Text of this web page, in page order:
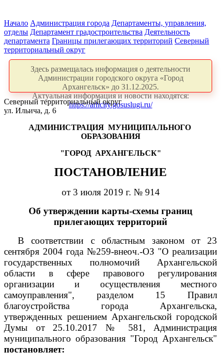
Начало Администрация города Департаменты, управления,
отделы Департамент градостроительства Деятельность
департамента Границы прилегающих территорий Северный
территориальный округ
Здесь размещалась информация о деятельности
Администрации городского округа «Город
Архангельск» до 31.12.2025.
Актуальная информация и новости находятся:
https://arhcity.gosuslugi.ru/
Северный территориальный округ
ул. Ильича, д. 6
АДМИНИСТРАЦИЯ МУНИЦИПАЛЬНОГО
ОБРАЗОВАНИЯ
"ГОРОД АРХАНГЕЛЬСК"
ПОСТАНОВЛЕНИЕ
от 3 июля 2019 г. № 914
Об утверждении карты-схемы границ
прилегающих территорий
В соответствии с областным законом от 23
сентября 2004 года №259-внеоч.-ОЗ "О реализации
государственных полномочий Архангельской
области в сфере правового регулирования
организации и осуществления местного
самоуправления", разделом 15 Правил
благоустройства города Архангельска,
утвержденных решением Архангельской городской
Думы от 25.10.2017 № 581, Администрация
муниципального образования "Город Архангельск"
постановляет: